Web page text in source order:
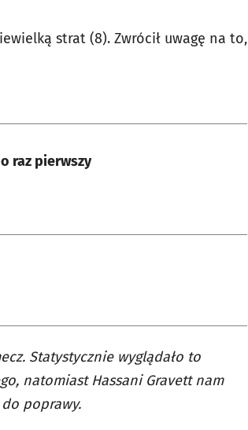
strat (8). Zwrócił uwagę na to,
raz pierwszy
Statystycznie wyglądało to
natomiast Hassani Gravett nam
poprawy.